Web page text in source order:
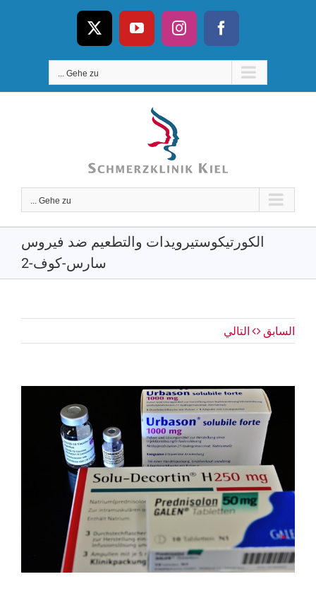
فيسبوكإنستغراميوتيوبX
Gehe zu ...
Gehe zu ...
الكورتيكوستيرويدات والتطعيم ضد فيروس
سارس-كوف-2
السابق التالي
صورة